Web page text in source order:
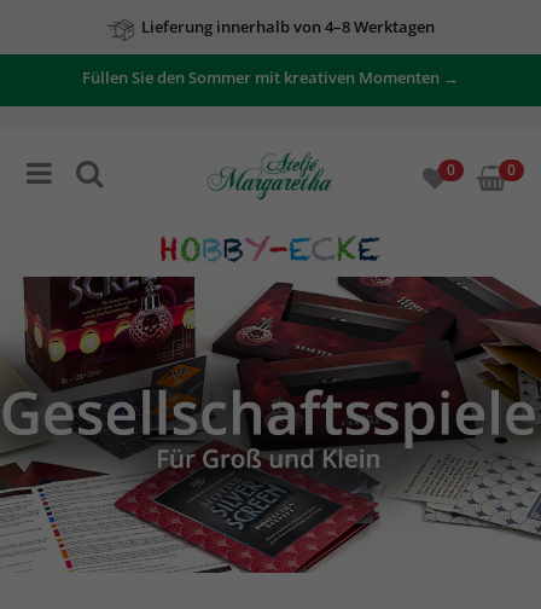
Lieferung innerhalb von 4–8 Werktagen
Zu unseren Angeboten
Füllen Sie den Sommer mit kreativen Momenten →
0 0